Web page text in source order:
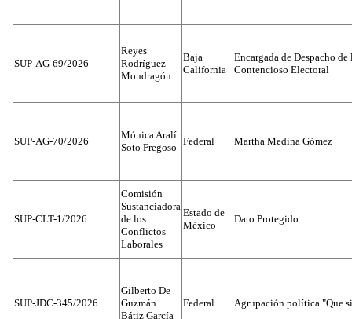
SUP-AG-69/2026
Reyes
Rodríguez
Mondragón
Baja
California
Encargada de Despacho
Contencioso Electoral
SUP-AG-70/2026
Mónica Aralí
Soto Fregoso
Federal Martha Medina Gómez
SUP-CLT-1/2026
Comisión
Sustanciadora
de los
Conflictos
Laborales
Estado de
México
Dato Protegido
SUP-JDC-345/2026
Gilberto De
Guzmán
Bátiz García
Federal Agrupación política "Que